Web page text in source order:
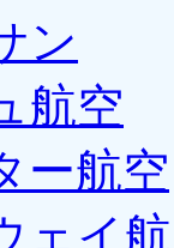
ン
航空
ー航空
ェイ